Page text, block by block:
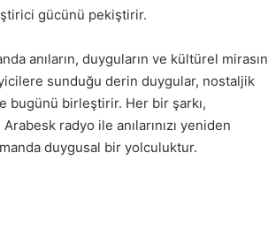
gücünü pekiştirir.
anıların, duyguların ve kültürel mirasın
sunduğu derin duygular, nostaljik
bugünü birleştirir. Her bir şarkı,
radyo ile anılarınızı yeniden
duygusal bir yolculuktur.